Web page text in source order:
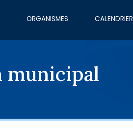
ORGANISMES CALENDRIER
municipal